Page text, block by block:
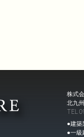
株式
北九
TEL
●建築
●一級